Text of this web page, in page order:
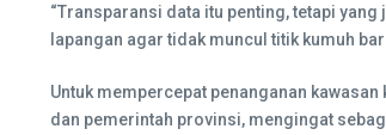
“Transparansi data itu penting, tetapi
lapangan agar tidak muncul titik kumuh
Untuk mempercepat penanganan
dan pemerintah provinsi, mengingat